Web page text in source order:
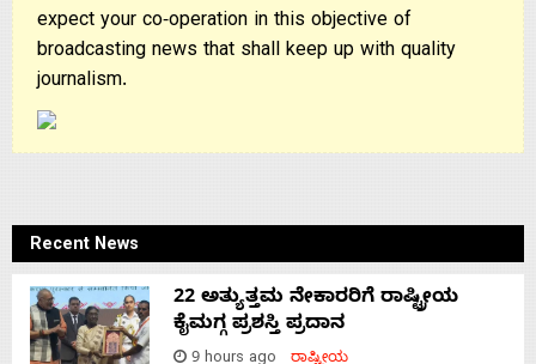
expect your co-operation in this objective of
broadcasting news that shall keep up with quality
journalism.
Recent News
22 ಅತ್ಯುತ್ತಮ ನೇಕಾರರಿಗೆ ರಾಷ್ಟ್ರೀಯ
ಕೈಮಗ್ಗ ಪ್ರಶಸ್ತಿ ಪ್ರದಾನ
9 hours ago ರಾಷ್ಟ್ರೀಯ